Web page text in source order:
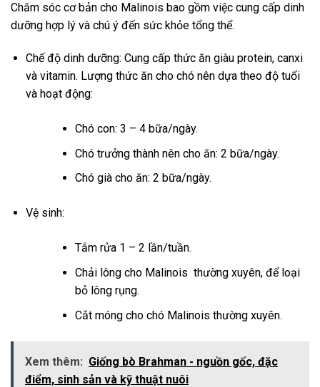
Chăm sóc cơ bản cho Malinois bao gồm việc cung cấp dinh
dưỡng hợp lý và chú ý đến sức khỏe tổng thể.
Chế độ dinh dưỡng: Cung cấp thức ăn giàu protein, canxi
và vitamin. Lượng thức ăn cho chó nên dựa theo độ tuổi
và hoạt động:
Chó con: 3 – 4 bữa/ngày.
Chó trưởng thành nên cho ăn: 2 bữa/ngày.
Chó già cho ăn: 2 bữa/ngày.
Vệ sinh:
Tắm rửa 1 – 2 lần/tuần.
Chải lông cho Malinois thường xuyên, để loại
bỏ lông rụng.
Cắt móng cho chó Malinois thường xuyên.
Xem thêm: Giống bò Brahman - nguồn gốc, đặc
điểm, sinh sản và kỹ thuật nuôi